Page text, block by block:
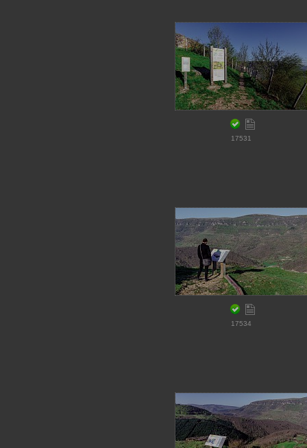
17531
17534